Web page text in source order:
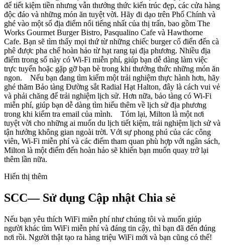
để tiết kiệm tiền nhưng vẫn thưởng thức kiến trúc đẹp, các cửa hàng
độc đáo và những món ăn tuyệt vời. Hãy đi dạo trên Phố Chính và
ghé vào một số địa điểm nổi tiếng nhất của thị trấn, bao gồm The
Works Gourmet Burger Bistro, Pasqualino Cafe và Hawthorne
Cafe. Bạn sẽ tìm thấy mọi thứ từ những chiếc burger cổ điển đến cà
phê được pha chế hoàn hảo từ hạt rang tại địa phương. Nhiều địa
điểm trong số này có Wi-Fi miễn phí, giúp bạn dễ dàng làm việc
trực tuyến hoặc gặp gỡ bạn bè trong khi thưởng thức những món ăn
ngon. Nếu bạn đang tìm kiếm một trải nghiệm thực hành hơn, hãy
ghé thăm Bảo tàng Đường sắt Radial Hạt Halton, đây là cách vui vẻ
và phải chăng để trải nghiệm lịch sử. Hơn nữa, bảo tàng có Wi-Fi
miễn phí, giúp bạn dễ dàng tìm hiểu thêm về lịch sử địa phương
trong khi kiểm tra email của mình. Tóm lại, Milton là một nơi
tuyệt vời cho những ai muốn du lịch tiết kiệm, trải nghiệm lịch sử và
tận hưởng không gian ngoài trời. Với sự phong phú của các công
viên, Wi-Fi miễn phí và các điểm tham quan phù hợp với ngân sách,
Milton là một điểm đến hoàn hảo sẽ khiến bạn muốn quay trở lại
thêm lần nữa.
Hiển thị thêm
SCC— Sử dụng Cập nhật Chia sẻ
Nếu bạn yêu thích WiFi miễn phí như chúng tôi và muốn giúp
người khác tìm WiFi miễn phí và đáng tin cậy, thì bạn đã đến đúng
nơi rồi. Người thật tạo ra hàng triệu WiFi mới và bạn cũng có thể!